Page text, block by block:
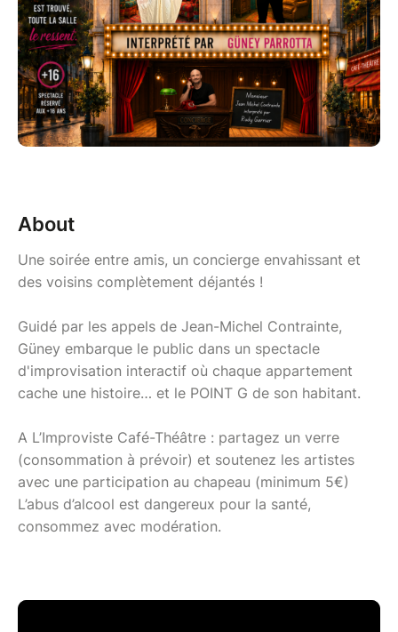
About
Une soirée entre amis, un concierge envahissant et
des voisins complètement déjantés !
Guidé par les appels de Jean-Michel Contrainte,
Güney embarque le public dans un spectacle
d'improvisation interactif où chaque appartement
cache une histoire… et le POINT G de son habitant.
A L’Improviste Café-Théâtre : partagez un verre
(consommation à prévoir) et soutenez les artistes
avec une participation au chapeau (minimum 5€)
L’abus d’alcool est dangereux pour la santé,
consommez avec modération.